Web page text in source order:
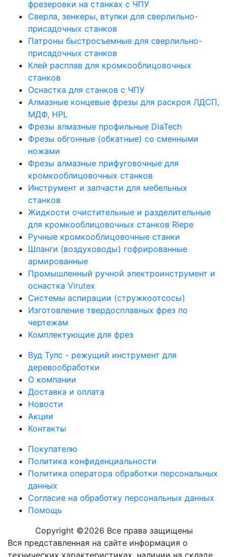
фрезеровки на станках с ЧПУ
Сверла, зенкеры, втулки для сверлильно-
присадочных станков
Патроны быстросъемные для сверлильно-
присадочных станков
Клей расплав для кромкооблицовочных
станков
Оснастка для станков с ЧПУ
Алмазные концевые фрезы для раскроя ЛДСП,
МДФ, HPL
Фрезы алмазные профильные DiaTech
Фрезы обгонные (обкатные) со сменными
ножами
Фрезы алмазные прифуговочные для
кромкооблицовочных станков
Инструмент и запчасти для мебельных
станков
Жидкости очистительные и разделительные
для кромкооблицовочных станков Riepe
Ручные кромкооблицовочные станки
Шланги (воздуховоды) гофрированные
армированные
Промышленный ручной электроинструмент и
оснастка Virutex
Системы аспирации (стружкоотсосы)
Изготовление твердосплавных фрез по
чертежам
Комплектующие для фрез
Вуд Тулс - режущий инструмент для
деревообработки
О компании
Доставка и оплата
Новости
Акции
Контакты
Покупателю
Политика конфиденциальности
Политика оператора обработки персональных
данных
Согласие на обработку персональных данных
Помощь
Copyright ©2026 Вcе права защищены
Вся представленная на сайте информация о
технических характеристиках, наличии на складе,